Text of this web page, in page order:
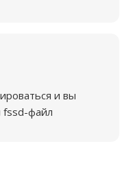
и вы
fssd-файл